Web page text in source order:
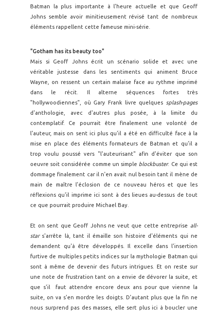
Batman la plus importante à l'heure actuelle et que Geoff
Johns semble avoir minitieusement révisé tant de nombreux
éléments rappellent cette fameuse mini-série.
"Gotham has its beauty too"
Mais si Geoff Johns écrit un scénario solide et avec une
véritable justesse dans les sentiments qui animent Bruce
Wayne, on ressent un certain malaise face au rythme imprimé
dans le récit. Il alterne séquences fortes très
"hollywoodiennes", où Gary Frank livre quelques splash-pages
d'anthologie, avec d'autres plus posée, à la limite du
contemplatif. Ce pourrait être finalement une volonté de
l'auteur, mais on sent ici plus qu'il a été en difficulté face à la
mise en place des éléments formateurs de Batman et qu'il a
trop voulu poussé vers "l'auteurisant" afin d'éviter que son
oeuvre soit considérée comme un simple blockbuster. Ce qui est
dommage finalement car il n'en avait nul besoin tant il mène de
main de maître l'éclosion de ce nouveau héros et que les
réflexions qu'il imprime ici sont à des lieues au-dessus de tout
ce que pourrait produire Michael Bay.
Et on sent que Geoff Johns ne veut que cette entreprise all-
stars'arrête là, tant il émaille son histoire d'éléments qui ne
demandent qu'à être développés. Il excelle dans l'insertion
furtive de multiples petits indices sur la mythologie Batman qui
sont à même de devenir des futurs intrigues. Et on reste sur
une note de frustration tant on a envie de dévorer la suite, et
que s'il faut attendre encore deux ans pour que vienne la
suite, on va s'en mordre les doigts. D'autant plus que la fin ne
nous surprend pas des masses, elle sert plus ici à boucler une